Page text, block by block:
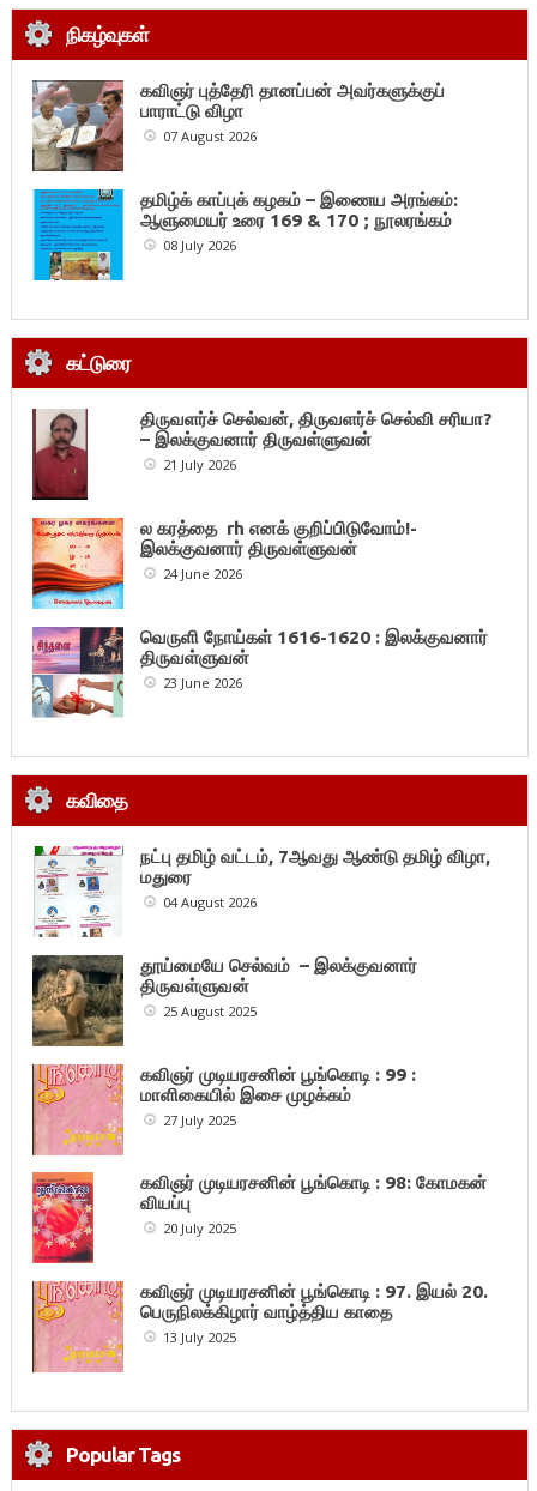
நிகழ்வுகள்
கவிஞர் புத்தேரி தானப்பன் அவர்களுக்குப்
பாராட்டு விழா
07 August 2026
தமிழ்க் காப்புக் கழகம் – இணைய அரங்கம்:
ஆளுமையர் உரை 169 & 170 ; நூலரங்கம்
08 July 2026
கட்டுரை
திருவளர்ச் செல்வன், திருவளர்ச் செல்வி சரியா?
– இலக்குவனார் திருவள்ளுவன்
21 July 2026
ல கரத்தை rh எனக் குறிப்பிடுவோம்!-
இலக்குவனார் திருவள்ளுவன்
24 June 2026
வெருளி நோய்கள் 1616-1620 : இலக்குவனார்
திருவள்ளுவன்
23 June 2026
கவிதை
நட்பு தமிழ் வட்டம், 7ஆவது ஆண்டு தமிழ் விழா,
மதுரை
04 August 2026
தூய்மையே செல்வம் – இலக்குவனார்
திருவள்ளுவன்
25 August 2025
கவிஞர் முடியரசனின் பூங்கொடி : 99 :
மாளிகையில் இசை முழக்கம்
27 July 2025
கவிஞர் முடியரசனின் பூங்கொடி : 98: கோமகன்
வியப்பு
20 July 2025
கவிஞர் முடியரசனின் பூங்கொடி : 97. இயல் 20.
பெருநிலக்கிழார் வாழ்த்திய காதை
13 July 2025
Popular Tags